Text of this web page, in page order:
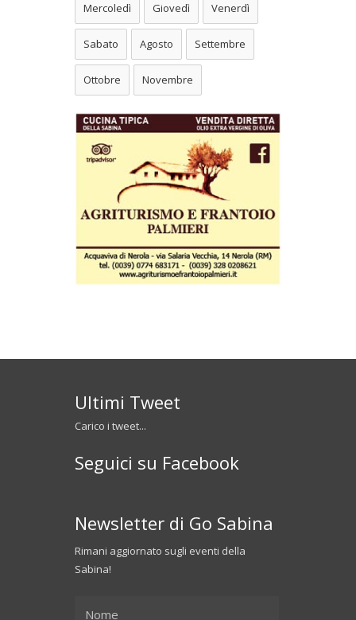
Mercoledì Giovedì Venerdì
Sabato Agosto Settembre
Ottobre Novembre
Ultimi Tweet
Carico i tweet...
Seguici su Facebook
Newsletter di Go Sabina
Rimani aggiornato sugli eventi della
Sabina!